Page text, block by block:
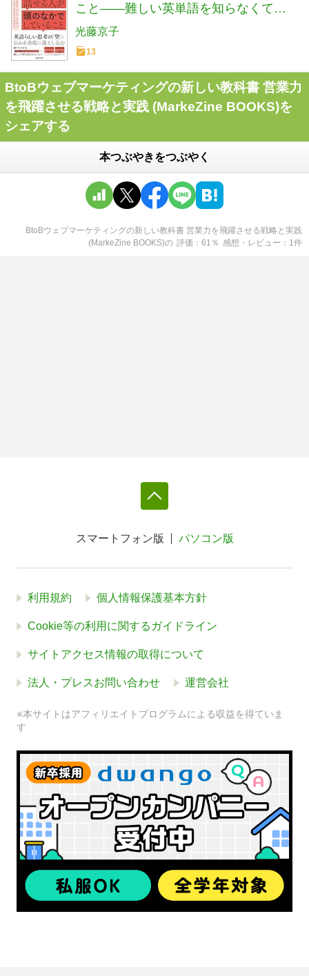
こと――難しい英単語を知らなくても
喋れる！
光藤京子
13
BtoBウェブマーケティングの新しい教科書 営業力
を飛躍させる戦略と実践 (MarkeZine BOOKS)を
シェアする
本つぶやきをつぶやく
BtoBウェブマーケティングの新しい教科書 営業力を飛躍させる戦略と実践
(MarkeZine BOOKS)の 評価 61 ％ 感想・レビュー 1件
スマートフォン版 パソコン版
利用規約 個人情報保護基本方針
Cookie等の利用に関するガイドライン
サイトアクセス情報の取得について
法人・プレスお問い合わせ 運営会社
※本サイトはアフィリエイトプログラムによる収益を得ていま
す